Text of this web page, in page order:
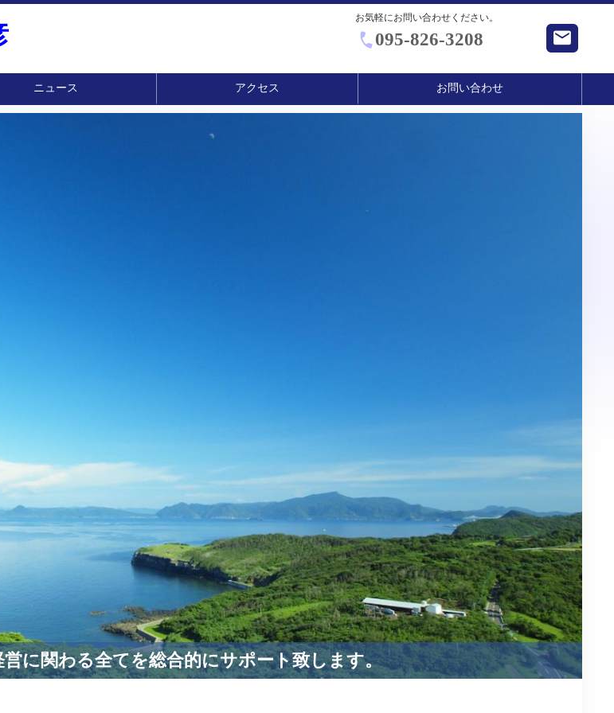
お気軽にお問い合わせください。
095-826-3208
ニュース アクセス お問い合わせ
に関わる全てを総合的にサポート致します。